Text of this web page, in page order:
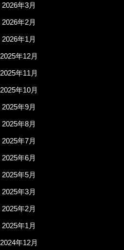
2026年3月
2026年2月
2026年1月
2025年12月
2025年11月
2025年10月
2025年9月
2025年8月
2025年7月
2025年6月
2025年5月
2025年3月
2025年2月
2025年1月
2024年12月